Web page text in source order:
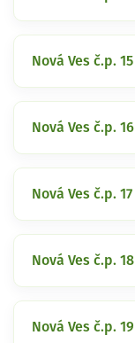
Nová Ves č.p. 15
Nová Ves č.p. 16
Nová Ves č.p. 17
Nová Ves č.p. 18
Nová Ves č.p. 19